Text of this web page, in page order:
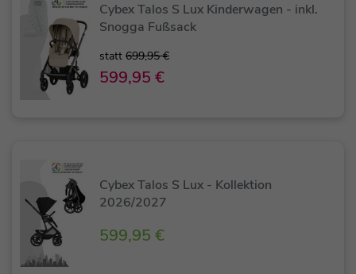
Cybex Talos S Lux Kinderwagen - inkl.
Snogga Fußsack
statt 699,95 €
599,95 €
Cybex Talos S Lux - Kollektion
2026/2027
599,95 €